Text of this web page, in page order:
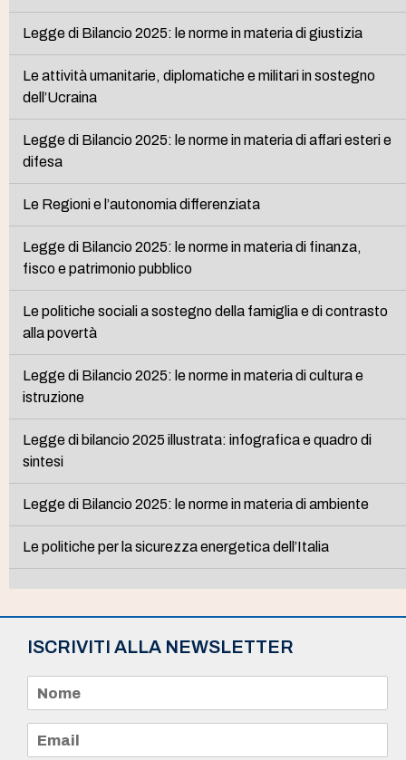
Legge di Bilancio 2025: le norme in materia di giustizia
Le attività umanitarie, diplomatiche e militari in sostegno
dell’Ucraina
Legge di Bilancio 2025: le norme in materia di affari esteri e
difesa
Le Regioni e l’autonomia differenziata
Legge di Bilancio 2025: le norme in materia di finanza,
fisco e patrimonio pubblico
Le politiche sociali a sostegno della famiglia e di contrasto
alla povertà
Legge di Bilancio 2025: le norme in materia di cultura e
istruzione
Legge di bilancio 2025 illustrata: infografica e quadro di
sintesi
Legge di Bilancio 2025: le norme in materia di ambiente
Le politiche per la sicurezza energetica dell’Italia
ISCRIVITI ALLA NEWSLETTER
m
e